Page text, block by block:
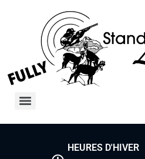
HEURES D'HIVER